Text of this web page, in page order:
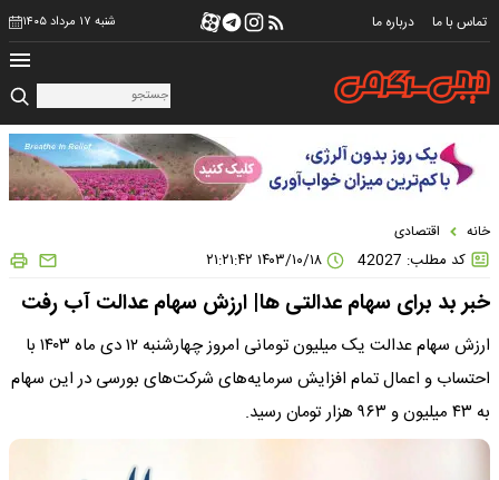
تماس با ما درباره ما شنبه ۱۷ مرداد ۱۴۰۵
خانه اقتصادی
کد مطلب: 42027
خبر بد برای سهام عدالتی ها| ارزش سهام عدالت آب رفت
ارزش سهام عدالت یک میلیون تومانی امروز چهارشنبه ۱۲ دی ماه ۱۴۰۳ با
احتساب و اعمال تمام افزایش سرمایه‌های شرکت‌های بورسی در این سهام
به ۴۳ میلیون و ۹۶۳ هزار تومان رسید.